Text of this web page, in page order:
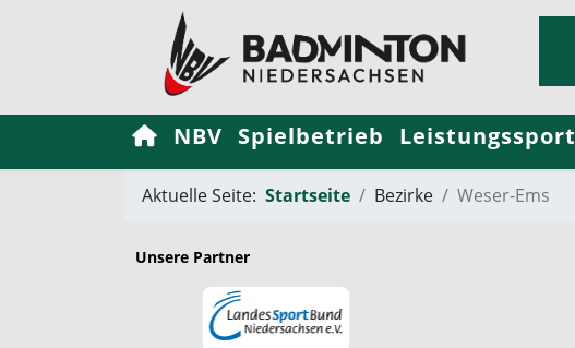
NBV Spielbetrieb Leistungssport
Aktuelle Seite: Startseite Bezirke Weser-Ems
Unsere Partner